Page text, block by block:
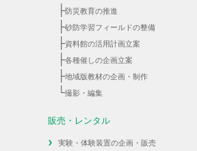
├防災教育の推進
├砂防学習フィールドの整備
├資料館の活用計画立案
├各種催しの企画立案
├地域版教材の企画・制作
└撮影・編集
販売・レンタル
実験・体験装置の企画・販売